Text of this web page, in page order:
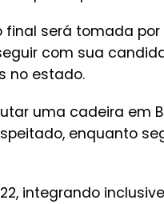
será tomada
com sua
no estado.
uma cadeira em
enquanto
integrando